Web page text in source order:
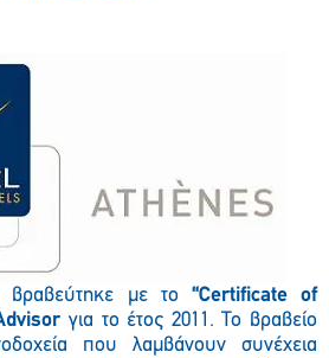
βραβεύτηκε με το “Certificate of
για το έτος 2011. Το βραβείο
που λαμβάνουν συνέχεια